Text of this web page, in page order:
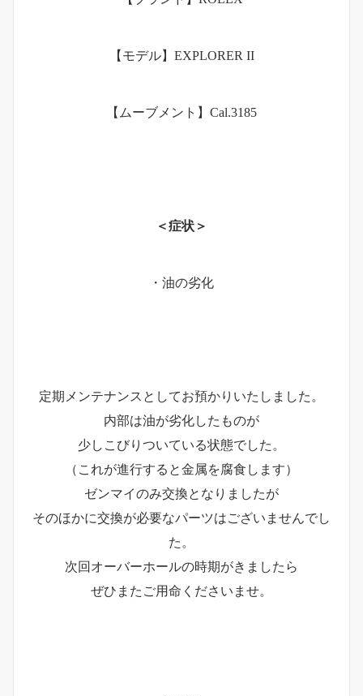
【モデル】EXPLORER II
【ムーブメント】Cal.3185
＜症状＞
・油の劣化
定期メンテナンスとしてお預かりいたしました。
内部は油が劣化したものが
少しこびりついている状態でした。
（これが進行すると金属を腐食します）
ゼンマイのみ交換となりましたが
そのほかに交換が必要なパーツはございませんでし
た。
次回オーバーホールの時期がきましたら
ぜひまたご用命くださいませ。